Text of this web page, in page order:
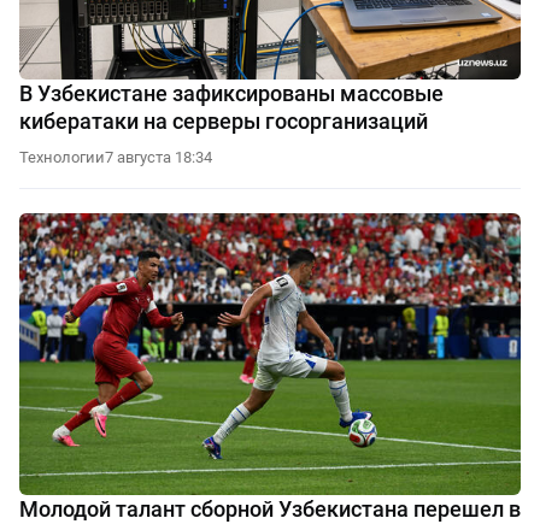
В Узбекистане зафиксированы массовые
кибератаки на серверы госорганизаций
Технологии7 августа 18:34
Молодой талант сборной Узбекистана перешел в